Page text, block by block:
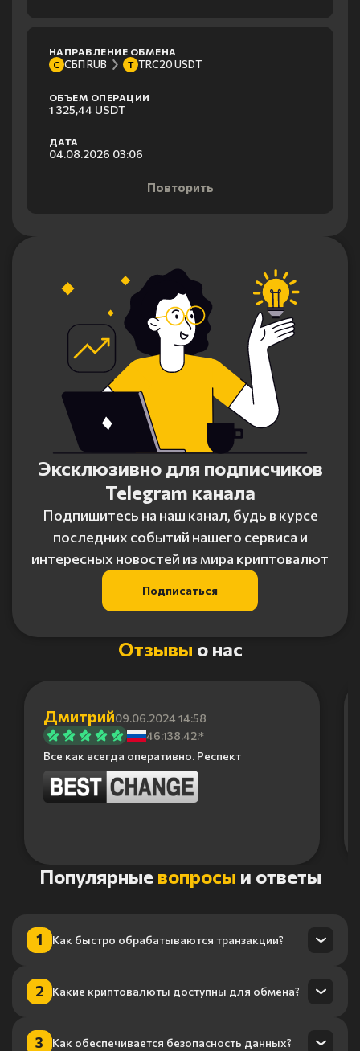
НАПРАВЛЕНИЕ ОБМЕНА
С СБП RUB T TRC20 USDT
ОБЪЕМ ОПЕРАЦИИ
1 325,44 USDT
ДАТА
04.08.2026 03:06
Повторить
Эксклюзивно для подписчиков
Telegram канала
Подпишитесь на наш канал, будь в курсе
последних событий нашего сервиса и
интересных новостей из мира криптовалют
Подписаться
Отзывы о нас
Дмитрий09.06.2024 14:58
46.138.42.*
Все как всегда оперативно. Респект
Популярные вопросы и ответы
1 Как быстро обрабатываются транзакции?
Транзакции обрабатываются в течение нескольких минут
благодаря нашему высокопроизводительному
2 Какие криптовалюты доступны для обмена?
Мы поддерживаем более 100 криптовалют, включая
3 Как обеспечивается безопасность данных?